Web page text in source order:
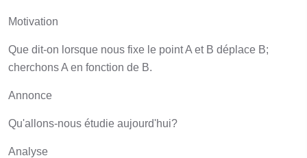
Motivation
Que dit-on lorsque nous fixe le point A et B déplace B;
cherchons A en fonction de B.
Annonce
Qu'allons-nous étudie aujourd'hui?
Analyse